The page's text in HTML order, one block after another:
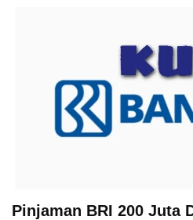
Pinjaman BRI 200 Juta